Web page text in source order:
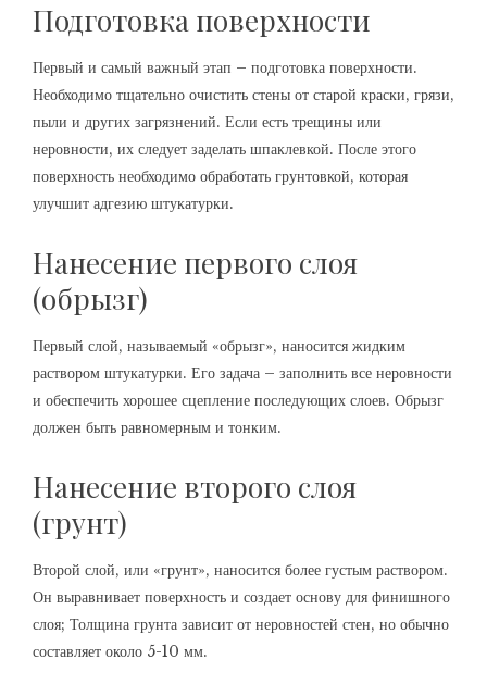
Подготовка поверхности
Первый и самый важный этап – подготовка поверхности.
Необходимо тщательно очистить стены от старой краски, грязи,
пыли и других загрязнений. Если есть трещины или
неровности, их следует заделать шпаклевкой. После этого
поверхность необходимо обработать грунтовкой, которая
улучшит адгезию штукатурки.
Нанесение первого слоя
(обрызг)
Первый слой, называемый «обрызг», наносится жидким
раствором штукатурки. Его задача – заполнить все неровности
и обеспечить хорошее сцепление последующих слоев. Обрызг
должен быть равномерным и тонким.
Нанесение второго слоя
(грунт)
Второй слой, или «грунт», наносится более густым раствором.
Он выравнивает поверхность и создает основу для финишного
слоя; Толщина грунта зависит от неровностей стен, но обычно
составляет около 5-10 мм.